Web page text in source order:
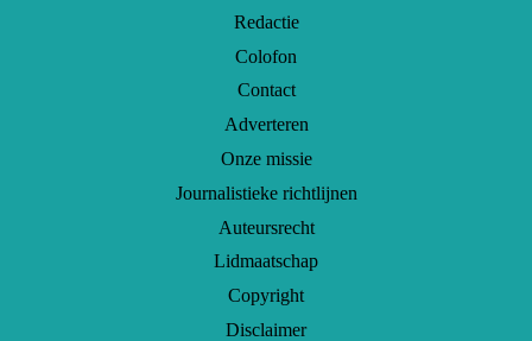
Redactie
Colofon
Contact
Adverteren
Onze missie
Journalistieke richtlijnen
Auteursrecht
Lidmaatschap
Copyright
Disclaimer